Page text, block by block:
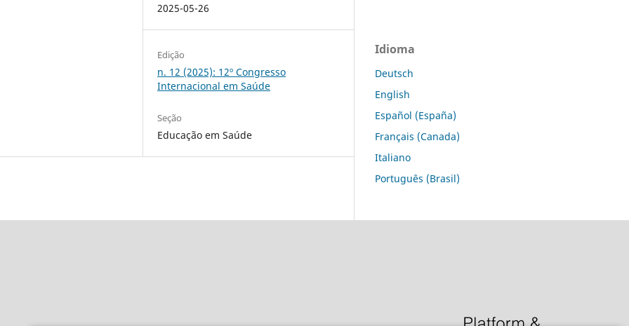
2025-05-26
Edição
n. 12 (2025): 12º Congresso
Internacional em Saúde
Seção
Educação em Saúde
Idioma
Deutsch
English
Español (España)
Français (Canada)
Italiano
Português (Brasil)